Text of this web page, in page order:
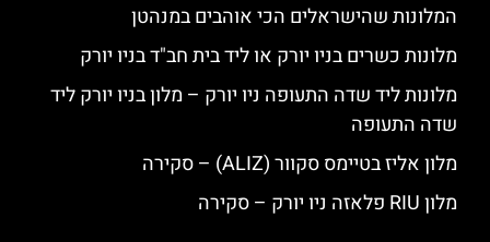
המלונות שהישראלים הכי אוהבים במנהטן
מלונות כשרים בניו יורק או ליד בית חב"ד בניו יורק
מלונות ליד שדה התעופה ניו יורק – מלון בניו יורק ליד
שדה התעופה
מלון אליז בטיימס סקוור (ALIZ) – סקירה
מלון RIU פלאזה ניו יורק – סקירה